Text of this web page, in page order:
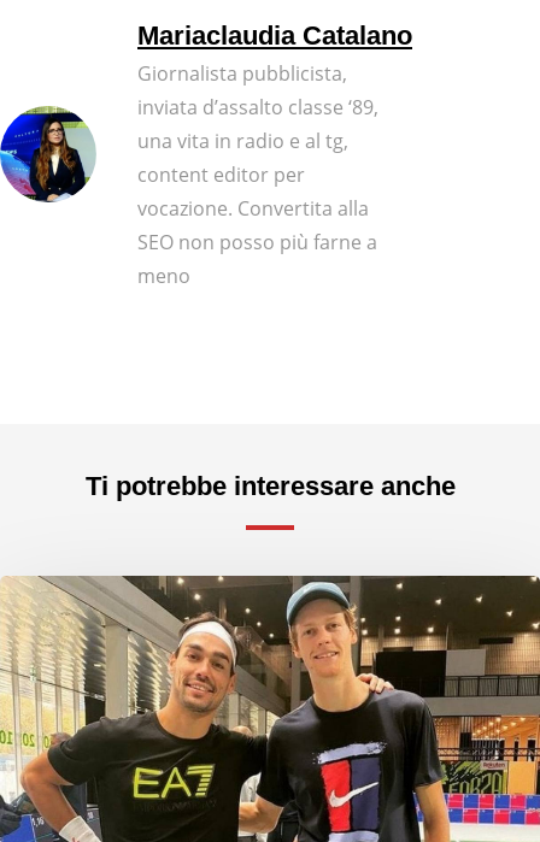
Mariaclaudia Catalano
Giornalista pubblicista,
inviata d’assalto classe ‘89,
una vita in radio e al tg,
content editor per
vocazione. Convertita alla
SEO non posso più farne a
meno
Ti potrebbe interessare anche